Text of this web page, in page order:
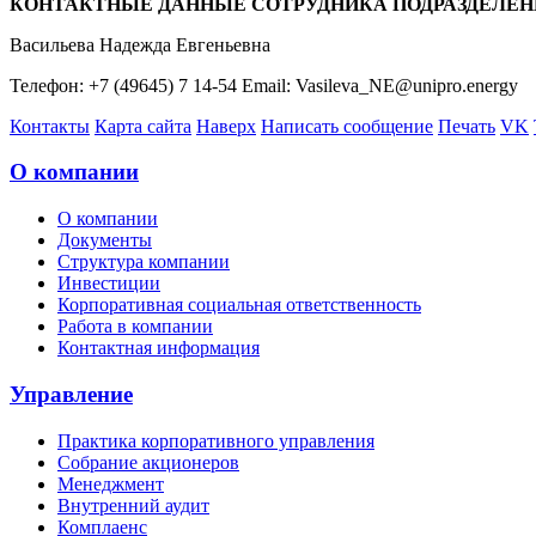
Васильева Надежда Евгеньевна
Телефон: +7 (49645) 7 14-54 Email: Vasileva_NE@unipro.energy
Контакты Карта сайта Наверх Написать сообщение Печать VK
О компании
О компании
Документы
Структура компании
Инвестиции
Корпоративная социальная ответственность
Работа в компании
Контактная информация
Управление
Практика корпоративного управления
Собрание акционеров
Менеджмент
Внутренний аудит
Комплаенс